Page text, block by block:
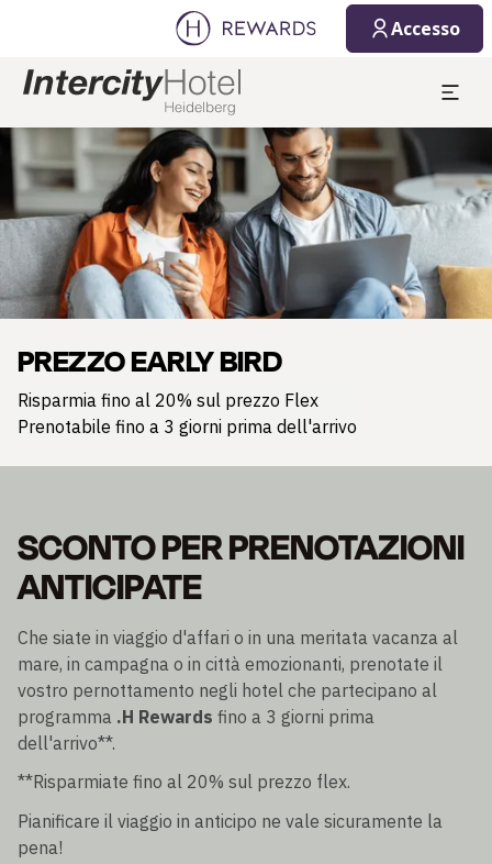
Accesso
Diapositiva 1 di 1
PREZZO EARLY BIRD
Risparmia fino al 20% sul prezzo Flex
Prenotabile fino a 3 giorni prima dell'arrivo
SCONTO PER PRENOTAZIONI
ANTICIPATE
Che siate in viaggio d'affari o in una meritata vacanza al
mare, in campagna o in città emozionanti, prenotate il
vostro pernottamento negli hotel che partecipano al
programma .H Rewards fino a 3 giorni prima
dell'arrivo**.
**Risparmiate fino al 20% sul prezzo flex.
Pianificare il viaggio in anticipo ne vale sicuramente la
pena!